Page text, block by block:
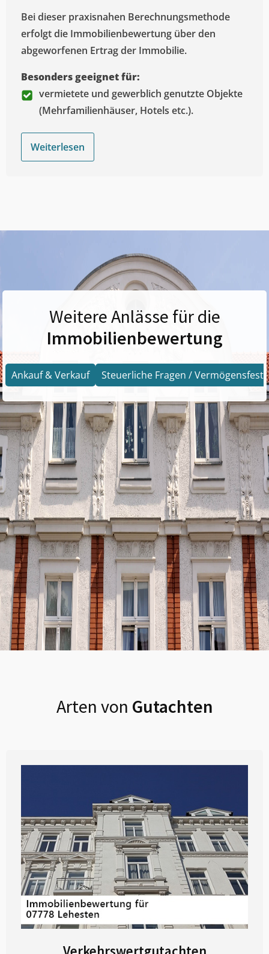
Bei dieser praxisnahen Berechnungsmethode
erfolgt die Immobilienbewertung über den
abgeworfenen Ertrag der Immobilie.
Besonders geeignet für:
vermietete und gewerblich genutzte Objekte
(Mehrfamilienhäuser, Hotels etc.).
Weiterlesen
Weitere Anlässe für die
Immobilienbewertung
Ankauf & Verkauf Steuerliche Fragen /
Arten von Gutachten